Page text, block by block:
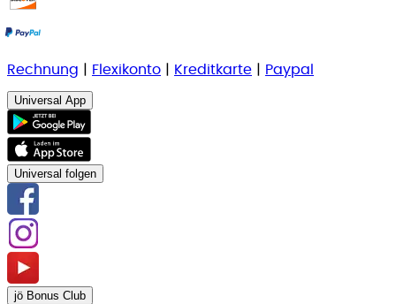
Rechnung Flexikonto Kreditkarte Paypal
Universal App
Universal folgen
jö Bonus Club